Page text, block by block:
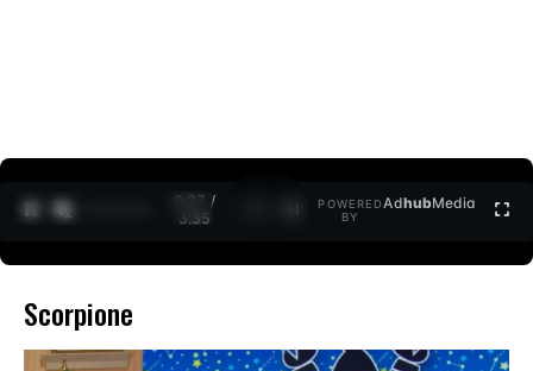
0:27 /
3:35
POWERED
BY
AdhubMedia
Scorpione